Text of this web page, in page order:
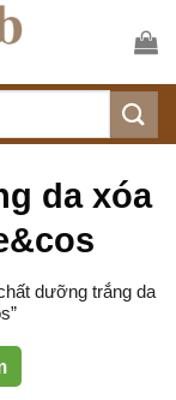
da xóa
dưỡng trắng da